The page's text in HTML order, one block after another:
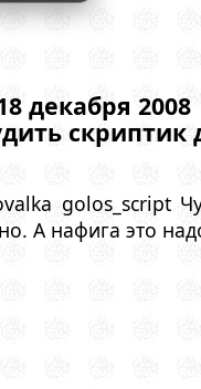
декабря 2008
скриптик
golos_script
А нафига это